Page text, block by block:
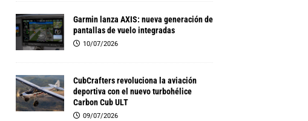
Garmin lanza AXIS: nueva generación de
pantallas de vuelo integradas
10/07/2026
CubCrafters revoluciona la aviación
deportiva con el nuevo turbohélice
Carbon Cub ULT
09/07/2026